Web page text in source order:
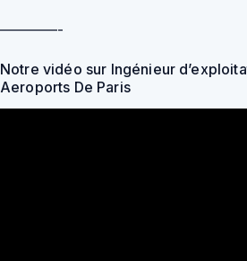
————-
Notre vidéo sur Ingénieur
Aeroports De Paris